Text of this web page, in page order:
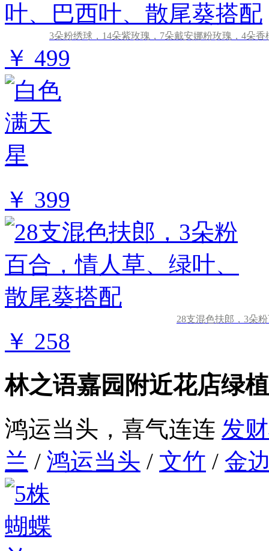
3朵粉绣球，14朵紫玫瑰，7朵戴安娜粉玫瑰，4朵
￥ 499
￥ 399
28支混色扶郎，3朵
￥ 258
林之语嘉园附近花店绿植
鸿运当头，喜气连连 发
兰 / 鸿运当头 / 文竹 / 金